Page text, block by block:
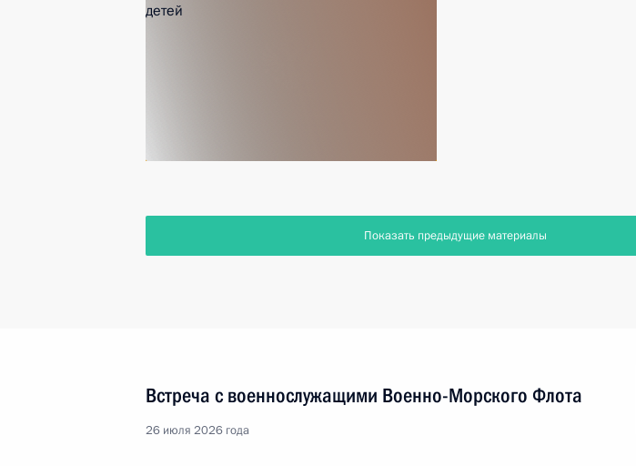
Показать предыдущие материалы
Встреча с военнослужащими Военно-Морского Флота
26 июля 2026 года